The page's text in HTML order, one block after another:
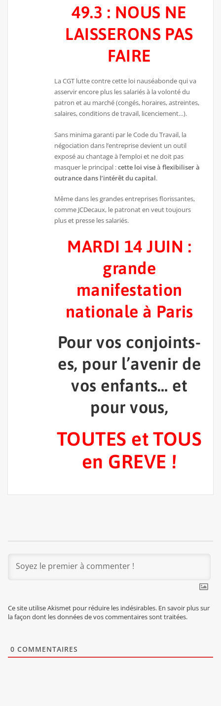
49.3 : NOUS NE
LAISSERONS PAS
FAIRE
La CGT lutte contre cette loi nauséabonde qui va
asservir encore plus les salariés à la volonté du
patron et au marché (congés, horaires, astreintes,
salaires, conditions de travail, licenciement…).
Sans minima garanti par le Code du Travail, la
négociation dans l’entreprise devient un outil
exposé au chantage à l’emploi et ne doit pas
masquer le principal :cette loi vise à flexibiliser à
outrance dans l’intérêt du capital.
Même dans les grandes entreprises florissantes,
comme JCDecaux, le patronat en veut toujours
plus et presse les salariés.
MARDI 14 JUIN :
grande
manifestation
nationale à Paris
Pour vos conjoints-
es, pour l’avenir de
vos enfants… et
pour vous,
TOUTES et TOUS
en GREVE !
Ce site utilise Akismet pour réduire les indésirables. En savoir plus sur
la façon dont les données de vos commentaires sont traitées.
0 COMMENTAIRES